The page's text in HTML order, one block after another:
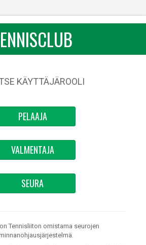
KÄYTTÄJÄROOLI
PELAAJA
VALMENTAJA
SEURA
Tennisliiton omistama seurojen